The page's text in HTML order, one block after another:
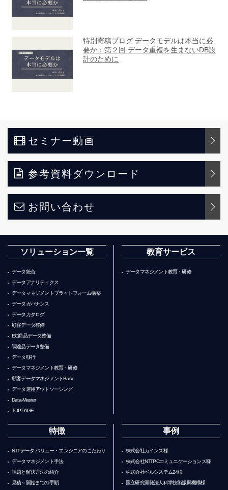
セミナー動画
参考資料ダウンロード
お問い合わせ
ソリューション一覧
データ統合
データアナリティクス
データマネジメントプラットフォーム構築
データガバナンス
データカタログ
顧客データ整備
EC商品データ整備
調達品データ整備
データ移行
データマネジメント教育・研修
顧客データマネジメントBasic
データ運用アウトソーシング
Data-Master
TOPPAGE
教育サービス
データマネジメント教育・研修
特徴
NTTデータ バリュー・エンジニアのこだわり
データマネジメント手法
課題と解決方法の紹介
見積～開始までの手順
事例
株式会社カインズ様
株式会社NTTPCコミュニケーションズ様
株式会社ベルシステム24様
国立研究開発法人科学技術振興機構様